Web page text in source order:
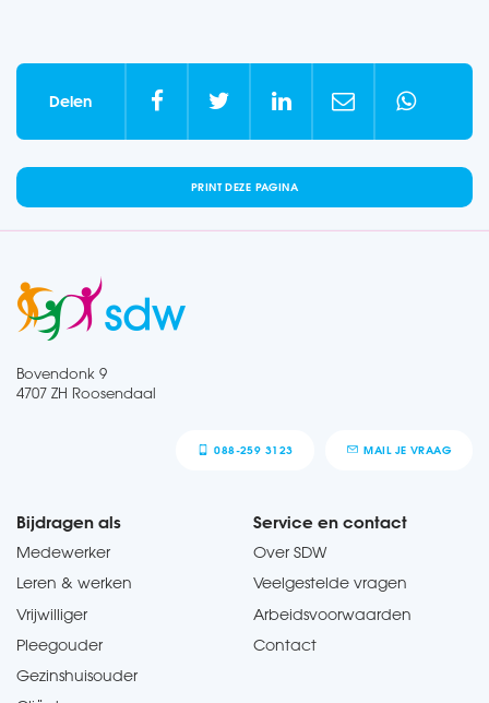
Delen     
PRINT DEZE PAGINA
Bovendonk 9
4707 ZH Roosendaal
088-259 3123 MAIL JE VRAAG
Bijdragen als
Medewerker
Leren & werken
Vrijwilliger
Pleegouder
Gezinshuisouder
Service en contact
Over SDW
Veelgestelde vragen
Arbeidsvoorwaarden
Contact